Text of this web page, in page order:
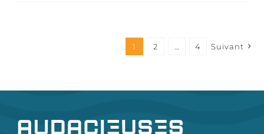
1 2 4 Suivant